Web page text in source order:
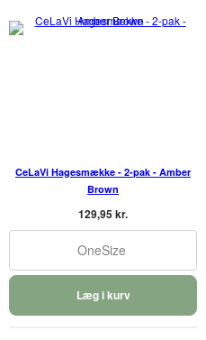
CeLaVi Hagesmække - 2-pak - Amber
Brown
129,95 kr.
OneSize
Læg i kurv